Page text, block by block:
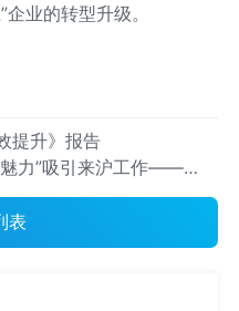
业的转型升级。
提升》报告
表
魅力”吸引来沪工作——
）发布